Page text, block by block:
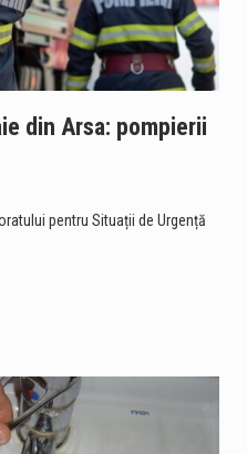
din Arsa: pompierii
pentru Situații de Urgență